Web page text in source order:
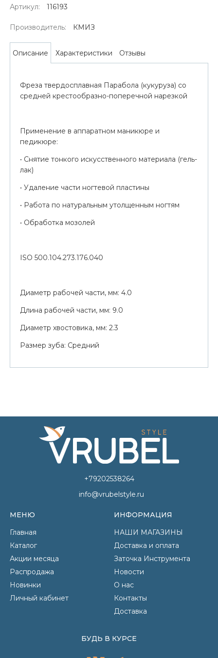
Артикул: 116193
Производитель: КМИЗ
Описание Характеристики Отзывы
Фреза твердосплавная Парабола (кукуруза) со
средней крестообразно-поперечной нарезкой
Применение в аппаратном маникюре и
педикюре:
• Снятие тонкого искусственного материала (гель-
лак)
• Удаление части ногтевой пластины
• Работа по натуральным утолщенным ногтям
• Обработка мозолей
ISO 500.104.273.176.040
Диаметр рабочей части, мм: 4.0
Длина рабочей части, мм: 9.0
Диаметр хвостовика, мм: 2.3
Размер зуба: Средний
+79202538264
info@vrubelstyle.ru
МЕНЮ
Главная
Каталог
Акции месяца
Распродажа
Новинки
Личный кабинет
ИНФОРМАЦИЯ
НАШИ МАГАЗИНЫ
Доставка и оплата
Заточка Инструмента
Новости
О нас
Контакты
Доставка
БУДЬ В КУРСЕ